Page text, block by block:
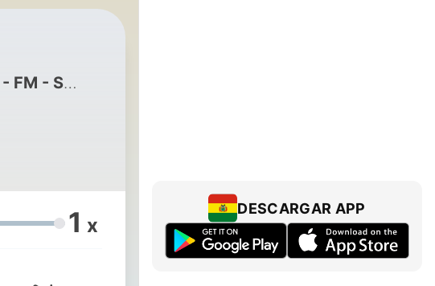
- Session 2
1 x
DESCARGAR APP